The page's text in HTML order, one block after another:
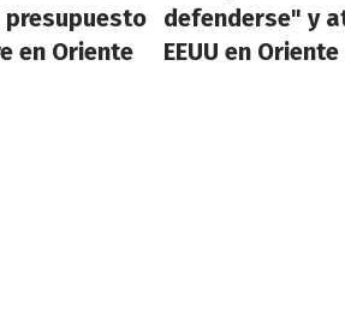
en Oriente
defenderse" y
EEUU en